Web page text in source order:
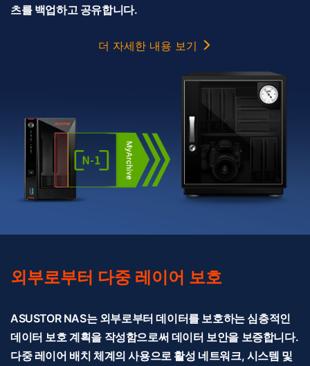
츠를 백업하고 공유합니다.
더 자세한 내용 보기
외부로부터 다중 레이어 보호
ASUSTOR NAS는 외부로부터 데이터를 보호하는 심층적인
데이터 보호 계획을 작성함으로써 데이터 보안을 보증합니다.
다중 레이어 배치 체계의 사용으로 활성 네트워크, 시스템 및